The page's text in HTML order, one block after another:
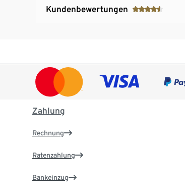
Kundenbewertungen
Zahlung
Rechnung
Ratenzahlung
Bankeinzug